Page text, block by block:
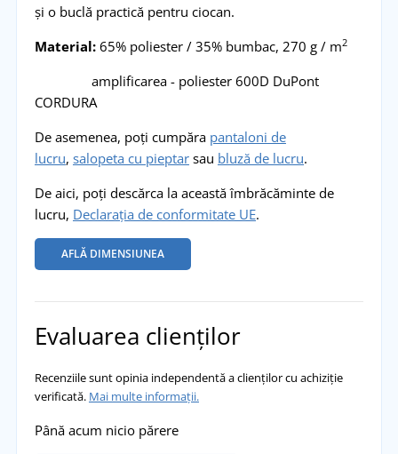
și o buclă practică pentru ciocan.
Material:65% poliester / 35% bumbac, 270 g / m2
amplificarea - poliester 600D DuPont
CORDURA
De asemenea, poți cumpăra pantaloni de
lucru, salopeta cu pieptarsau bluză de lucru.
De aici, poți descărca la această îmbrăcăminte de
lucru, Declarația de conformitate UE.
AFLĂ DIMENSIUNEA
Evaluarea clienților
Recenziile sunt opinia independentă a clienților cu achiziție
verificată. Mai multe informații.
Până acum nicio părere